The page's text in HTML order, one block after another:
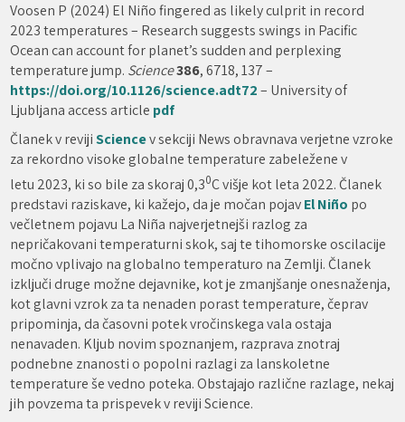
Voosen P (2024) El Niño fingered as likely culprit in record
2023 temperatures – Research suggests swings in Pacific
Ocean can account for planet’s sudden and perplexing
temperature jump. Science386, 6718, 137 –
https://doi.org/10.1126/science.adt72– University of
Ljubljana access article pdf
Članek v revijiSciencev sekciji News obravnava verjetne vzroke
za rekordno visoke globalne temperature zabeležene v
letu 2023, ki so bile za skoraj 0,30C višje kot leta 2022. Članek
predstavi raziskave, ki kažejo, da je močan pojavEl Niño po
večletnem pojavu La Niña najverjetnejši razlog za
nepričakovani temperaturni skok, saj te tihomorske oscilacije
močno vplivajo na globalno temperaturo na Zemlji. Članek
izključi druge možne dejavnike, kot je zmanjšanje onesnaženja,
kot glavni vzrok za ta nenaden porast temperature, čeprav
pripominja, da časovni potek vročinskega vala ostaja
nenavaden. Kljub novim spoznanjem, razprava znotraj
podnebne znanosti o popolni razlagi za lanskoletne
temperature še vedno poteka. Obstajajo različne razlage, nekaj
jih povzema ta prispevek v reviji Science.